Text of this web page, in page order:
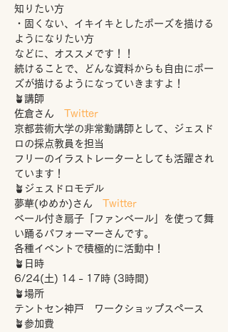
知りたい方
・固くない、イキイキとしたポーズを描ける
ようになりたい方
などに、オススメです！！
続けることで、どんな資料からも自由にポー
ズが描けるようになっていきますよ！
🪴講師
佐倉さん
Twitter
京都芸術大学の非常勤講師として、ジェスド
ロの採点教員を担当
フリーのイラストレーターとしても活躍され
ています！
🪴ジェスドロモデル
夢華(ゆめか)さん
Twitter
ベール付き扇子「ファンベール」を使って舞
い踊るパフォーマーさんです。
各種イベントで積極的に活動中！
🪴日時
6/24(土) 14 - 17時 (3時間)
🪴場所
テントセン神戸　ワークショップスペース
🪴参加費